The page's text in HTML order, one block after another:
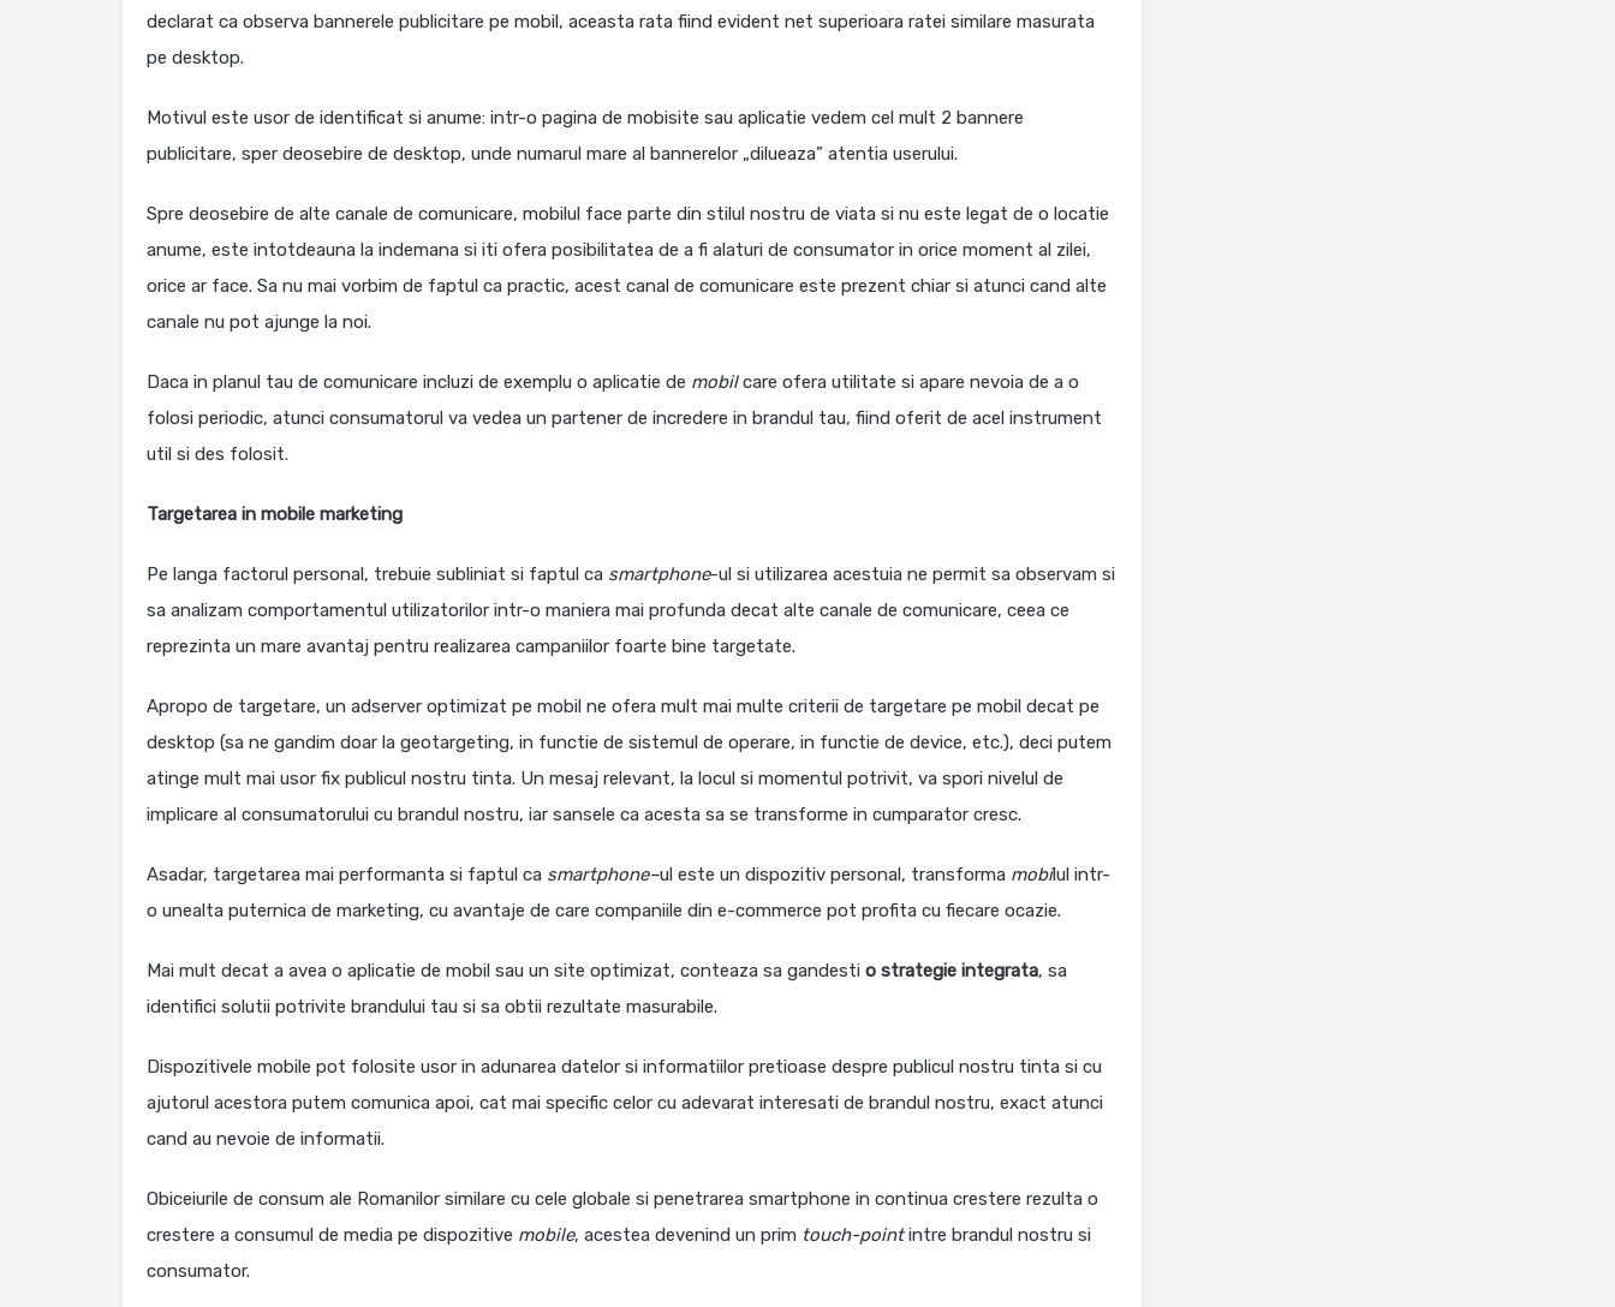
declarat ca observa bannerele publicitare pe mobil, aceasta rata fiind evident net superioara ratei similare masurata
pe desktop.
Motivul este usor de identificat si anume: intr-o pagina de mobisite sau aplicatie vedem cel mult 2 bannere
publicitare, sper deosebire de desktop, unde numarul mare al bannerelor „dilueaza” atentia userului.
Spre deosebire de alte canale de comunicare, mobilul face parte din stilul nostru de viata si nu este legat de o locatie
anume, este intotdeauna la indemana si iti ofera posibilitatea de a fi alaturi de consumator in orice moment al zilei,
orice ar face. Sa nu mai vorbim de faptul ca practic, acest canal de comunicare este prezent chiar si atunci cand alte
canale nu pot ajunge la noi.
Daca in planul tau de comunicare incluzi de exemplu o aplicatie de mobilcare ofera utilitate si apare nevoia de a o
folosi periodic, atunci consumatorul va vedea un partener de incredere in brandul tau, fiind oferit de acel instrument
util si des folosit.
Targetarea in mobile marketing
Pe langa factorul personal, trebuie subliniat si faptul ca smartphone-ul si utilizarea acestuia ne permit sa observam si
sa analizam comportamentul utilizatorilor intr-o maniera mai profunda decat alte canale de comunicare, ceea ce
reprezinta un mare avantaj pentru realizarea campaniilor foarte bine targetate.
Apropo de targetare, un adserver optimizat pe mobil ne ofera mult mai multe criterii de targetare pe mobil decat pe
desktop (sa ne gandim doar la geotargeting, in functie de sistemul de operare, in functie de device, etc.), deci putem
atinge mult mai usor fix publicul nostru tinta. Un mesaj relevant, la locul si momentul potrivit, va spori nivelul de
implicare al consumatorului cu brandul nostru, iar sansele ca acesta sa se transforme in cumparator cresc.
Asadar, targetarea mai performanta si faptul ca smartphone–ul este un dispozitiv personal, transforma mobilul intr-
o unealta puternica de marketing, cu avantaje de care companiile din e-commerce pot profita cu fiecare ocazie.
Mai mult decat a avea o aplicatie de mobil sau un site optimizat, conteaza sa gandesti o strategie integrata, sa
identifici solutii potrivite brandului tau si sa obtii rezultate masurabile.
Dispozitivele mobile pot folosite usor in adunarea datelor si informatiilor pretioase despre publicul nostru tinta si cu
ajutorul acestora putem comunica apoi, cat mai specific celor cu adevarat interesati de brandul nostru, exact atunci
cand au nevoie de informatii.
Obiceiurile de consum ale Romanilor similare cu cele globale si penetrarea smartphone in continua crestere rezulta o
crestere a consumul de media pe dispozitive mobile, acestea devenind un prim touch-pointintre brandul nostru si
consumator.